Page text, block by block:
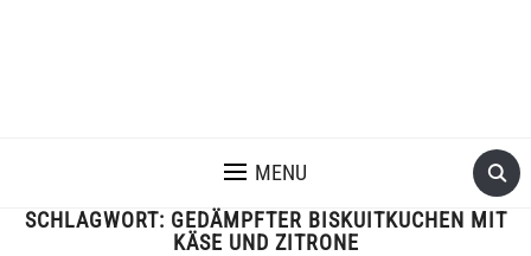
MENU
SCHLAGWORT: GEDÄMPFTER BISKUITKUCHEN MIT
KÄSE UND ZITRONE